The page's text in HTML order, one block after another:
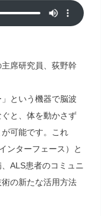
席研究員、荻野幹
という機器で脳波
と、体を動かさず
可能です。これ
ンターフェース）と
ALS患者のコミュニ
の新たな活用方法